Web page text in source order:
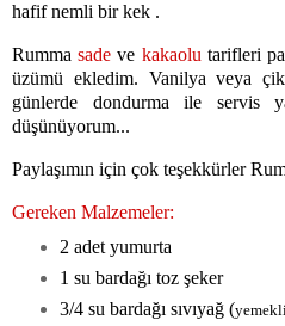
hafif nemli bir kek .
Rummasade ve kakaolu tarifleri
üzümü ekledim. Vanilya veya
günlerde dondurma ile servis
düşünüyorum...
Paylaşımın için çok teşekkürler
Gereken Malzemeler:
2 adet yumurta
1 su bardağı toz şeker
3/4 su bardağı sıvıyağ (